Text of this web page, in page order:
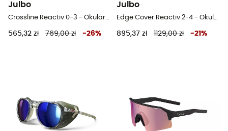
Julbo
565,32 zł 769,00 zł -26%
Julbo
895,37 zł 1129,00 zł -21 %